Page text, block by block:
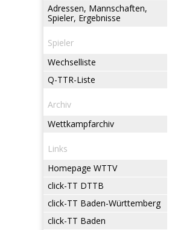
Adressen, Mannschaften,
Spieler, Ergebnisse
Spieler
Wechselliste
Q-TTR-Liste
Archiv
Wettkampfarchiv
Links
Homepage WTTV
click-TT DTTB
click-TT Baden-Württemberg
click-TT Baden